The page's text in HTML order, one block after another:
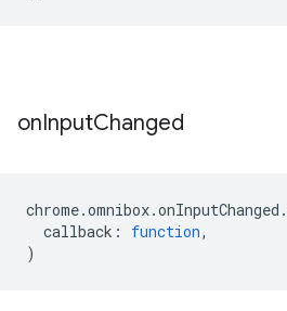
onInputChanged
chrome.omnibox.onInputChanged .
callback : function,
)